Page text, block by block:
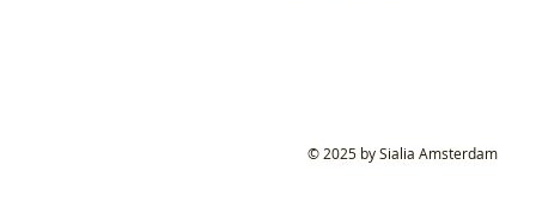
© 2025 by Sialia Amsterdam